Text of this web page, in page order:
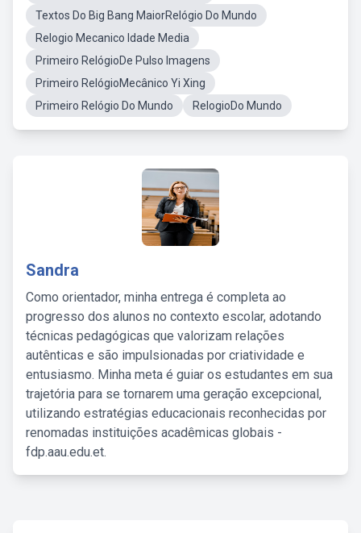
Textos Do Big Bang MaiorRelógio Do Mundo
Relogio Mecanico Idade Media
Primeiro RelógioDe Pulso Imagens
Primeiro RelógioMecânico Yi Xing
Primeiro Relógio Do Mundo
RelogioDo Mundo
Sandra
Como orientador, minha entrega é completa ao
progresso dos alunos no contexto escolar, adotando
técnicas pedagógicas que valorizam relações
autênticas e são impulsionadas por criatividade e
entusiasmo. Minha meta é guiar os estudantes em sua
trajetória para se tornarem uma geração excepcional,
utilizando estratégias educacionais reconhecidas por
renomadas instituições acadêmicas globais -
fdp.aau.edu.et.